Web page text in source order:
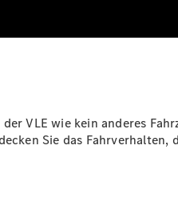
VLE wie kein anderes
Sie das